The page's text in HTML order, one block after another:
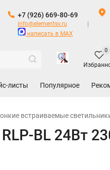
+7 (926) 669-80-69
info@elementsv.ru
написать в MAX
0
листы Популярное
встраиваемые
BL 24Вт